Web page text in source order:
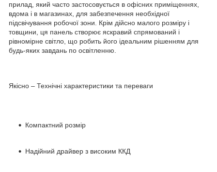
прилад, який часто застосовується в офісних приміщеннях,
вдома і в магазинах, для забезпечення необхідної
підсвічування робочої зони. Крім дійсно малого розміру і
товщини, ця панель створює яскравий спрямований і
рівномірне світло, що робить його ідеальним рішенням для
будь-яких завдань по освітленню.
Якісно – Технічні характеристики та переваги
Компактний розмір
Надійний драйвер з високим ККД